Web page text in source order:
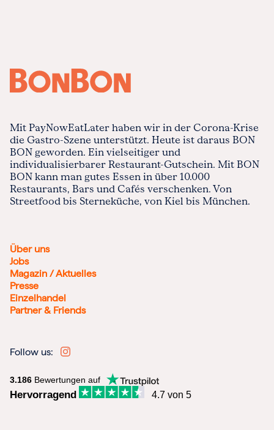
Mit PayNowEatLater haben wir in der Corona-Krise
die Gastro-Szene unterstützt. Heute ist daraus BON
BON geworden. Ein vielseitiger und
individualisierbarer Restaurant-Gutschein. Mit BON
BON kann man gutes Essen in über 10.000
Restaurants, Bars und Cafés verschenken. Von
Streetfood bis Sterneküche, von Kiel bis München.
Über uns
Jobs
Magazin / Aktuelles
Presse
Einzelhandel
Partner & Friends
Follow us:
3.186 Bewertungen auf
Hervorragend 4.7 von 5